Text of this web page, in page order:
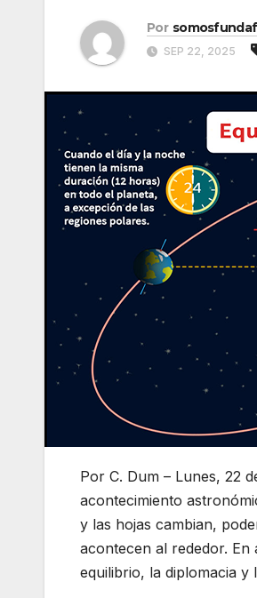
Por
SEP 22, 2025
Por C. Dum – Lunes, 22
acontecimiento
y las hojas cambian,
acontecen al rededor.
equilibrio, la diplomacia y